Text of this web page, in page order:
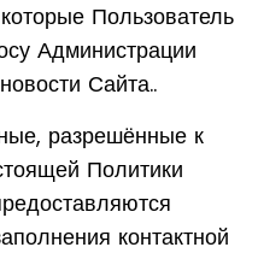
Пользователь
Администрации
Сайта..
разрешённые к
Политики
контактной